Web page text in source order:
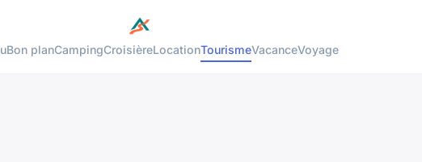
Bon planCampingCroisièreLocationTourismeVacanceVoyage